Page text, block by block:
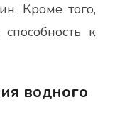
Кроме того,
к
водного